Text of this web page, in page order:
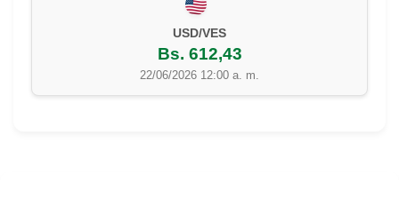
EUR/VES
Bs. 702,42
22/06/2026 12:00 a. m.